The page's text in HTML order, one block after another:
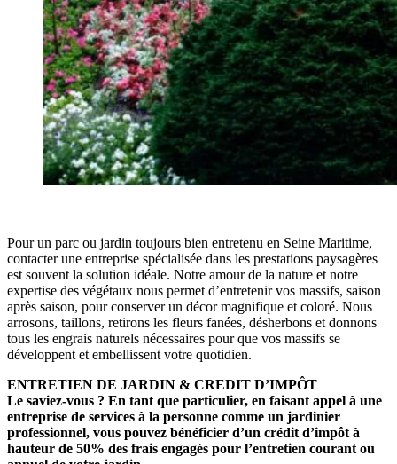
Pour un parc ou jardin toujours bien entretenu en Seine Maritime,
contacter une entreprise spécialisée dans les prestations paysagères
est souvent la solution idéale. Notre amour de la nature et notre
expertise des végétaux nous permet d’entretenir vos massifs, saison
après saison, pour conserver un décor magnifique et coloré. Nous
arrosons, taillons, retirons les fleurs fanées, désherbons et donnons
tous les engrais naturels nécessaires pour que vos massifs se
développent et embellissent votre quotidien.
ENTRETIEN DE JARDIN & CREDIT D’IMPÔT
Le saviez-vous ? En tant que particulier, en faisant appel à une
entreprise de services à la personne comme un jardinier
professionnel, vous pouvez bénéficier d’un crédit d’impôt à
hauteur de 50% des frais engagés pour l’entretien courant ou